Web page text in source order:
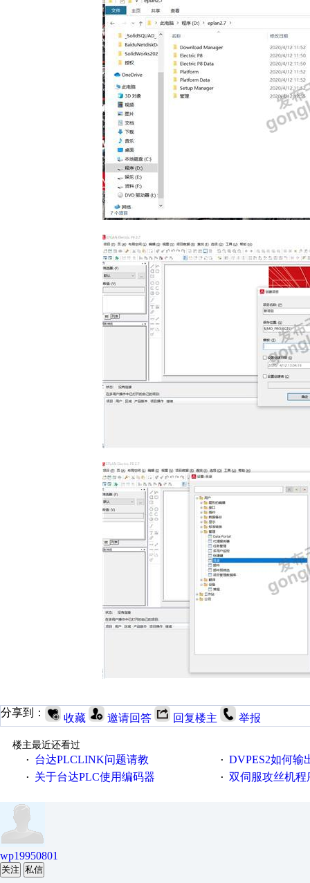
分享到： 收藏 邀请回答 回复楼主 举报
楼主最近还看过
·
台达PLCLINK问题请教 · DVPES2如何输出一
· 关于台达PLC使用编码器 · 双伺服攻丝机程
wp19950801
关注 私信